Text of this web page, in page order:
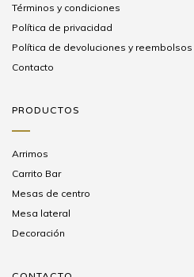
Términos y condiciones
Política de privacidad
Política de devoluciones y reembolsos
Contacto
PRODUCTOS
Arrimos
Carrito Bar
Mesas de centro
Mesa lateral
Decoración